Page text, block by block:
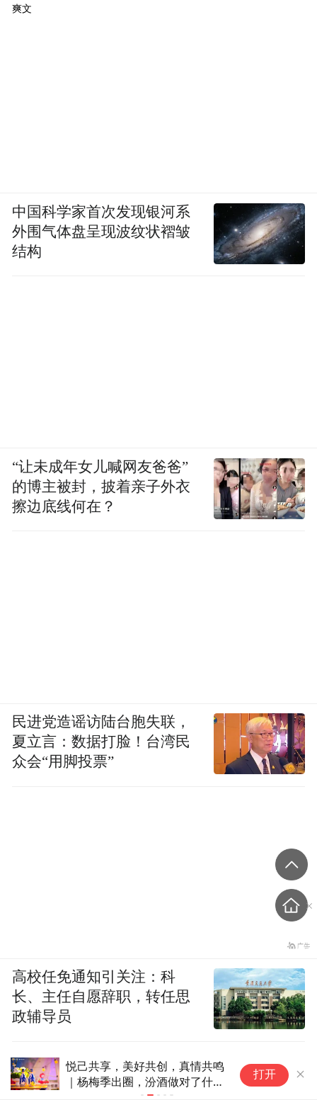
6人游与昆士兰旅游局联合推出
创意营销 把“澳洲度假感”搬进城
打开
爽文
中国科学家首次发现银河系
外围气体盘呈现波纹状褶皱
结构
“让未成年女儿喊网友爸爸”
的博主被封，披着亲子外衣
擦边底线何在？
民进党造谣访陆台胞失联，
夏立言：数据打脸！台湾民
众会“用脚投票”
高校任免通知引关注：科
长、主任自愿辞职，转任思
政辅导员